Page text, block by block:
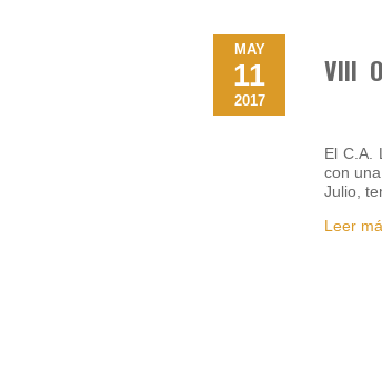
MAY
11
2017
VIII
El C.A.
con
Julio,
Leer